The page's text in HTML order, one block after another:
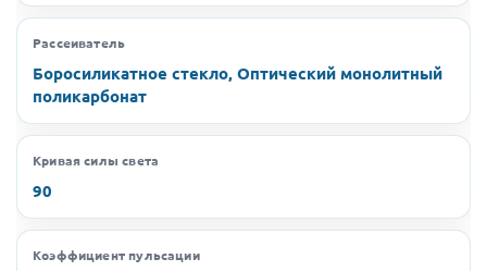
Рассеиватель
Боросиликатное стекло, Оптический монолитный
поликарбонат
Кривая силы света
90
Коэффициент пульсации